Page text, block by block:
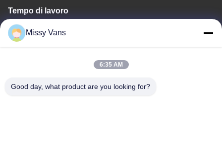
Tempo di lavoro
9:00-18:30
Il nostro indirizzo
Street, Baoan District, Shenzhen, RPC
Missy Vans
6:35 AM
Good day, what product are you looking for?